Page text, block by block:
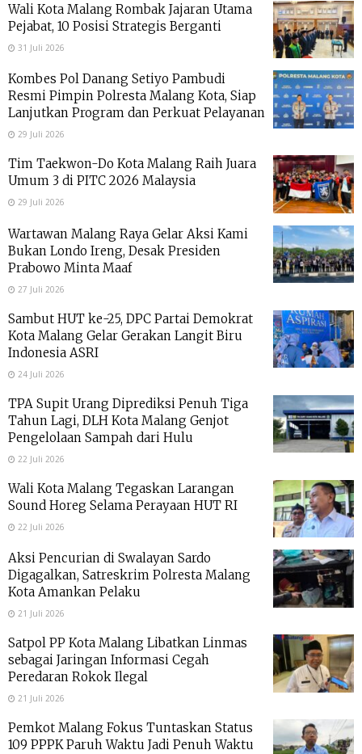
Wali Kota Malang Rombak Jajaran Utama
Pejabat, 10 Posisi Strategis Berganti
31 Juli 2026
Kombes Pol Danang Setiyo Pambudi
Resmi Pimpin Polresta Malang Kota, Siap
Lanjutkan Program dan Perkuat Pelayanan
29 Juli 2026
Tim Taekwon-Do Kota Malang Raih Juara
Umum 3 di PITC 2026 Malaysia
29 Juli 2026
Wartawan Malang Raya Gelar Aksi Kami
Bukan Londo Ireng, Desak Presiden
Prabowo Minta Maaf
27 Juli 2026
Sambut HUT ke-25, DPC Partai Demokrat
Kota Malang Gelar Gerakan Langit Biru
Indonesia ASRI
24 Juli 2026
TPA Supit Urang Diprediksi Penuh Tiga
Tahun Lagi, DLH Kota Malang Genjot
Pengelolaan Sampah dari Hulu
22 Juli 2026
Wali Kota Malang Tegaskan Larangan
Sound Horeg Selama Perayaan HUT RI
22 Juli 2026
Aksi Pencurian di Swalayan Sardo
Digagalkan, Satreskrim Polresta Malang
Kota Amankan Pelaku
21 Juli 2026
Satpol PP Kota Malang Libatkan Linmas
sebagai Jaringan Informasi Cegah
Peredaran Rokok Ilegal
21 Juli 2026
Pemkot Malang Fokus Tuntaskan Status
109 PPPK Paruh Waktu Jadi Penuh Waktu